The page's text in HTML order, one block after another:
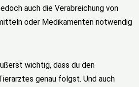
auch die Verabreichung von
oder Medikamenten notwendig
wichtig, dass du den
genau folgst. Und auch